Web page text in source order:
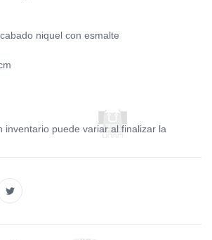
niquel con esmalte
inventario puede variar al finalizar la